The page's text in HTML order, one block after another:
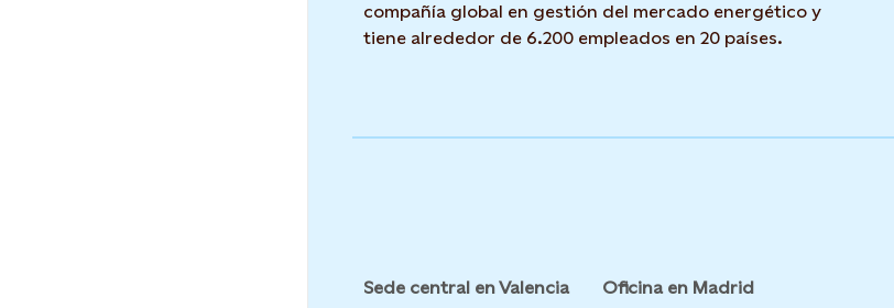
compañía global en gestión del mercado energético y
tiene alrededor de 6.200 empleados en 20 países.
Sede central en Valencia Oficina en Madrid